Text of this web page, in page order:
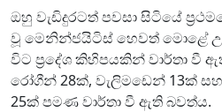
ඔහු වැඩිදුරටත් පවසා සිටියේ
වූ මෙනින්ජයිටිස් හෙවත් මොළේ
විට ප්‍රදේශ කිහිපයකින් වාර්තා වී
රෝගීන් 28ක්, වැලිමඩෙන් 13ක්
25ක් පමණ වාර්තා වී ඇති බවත්ය.